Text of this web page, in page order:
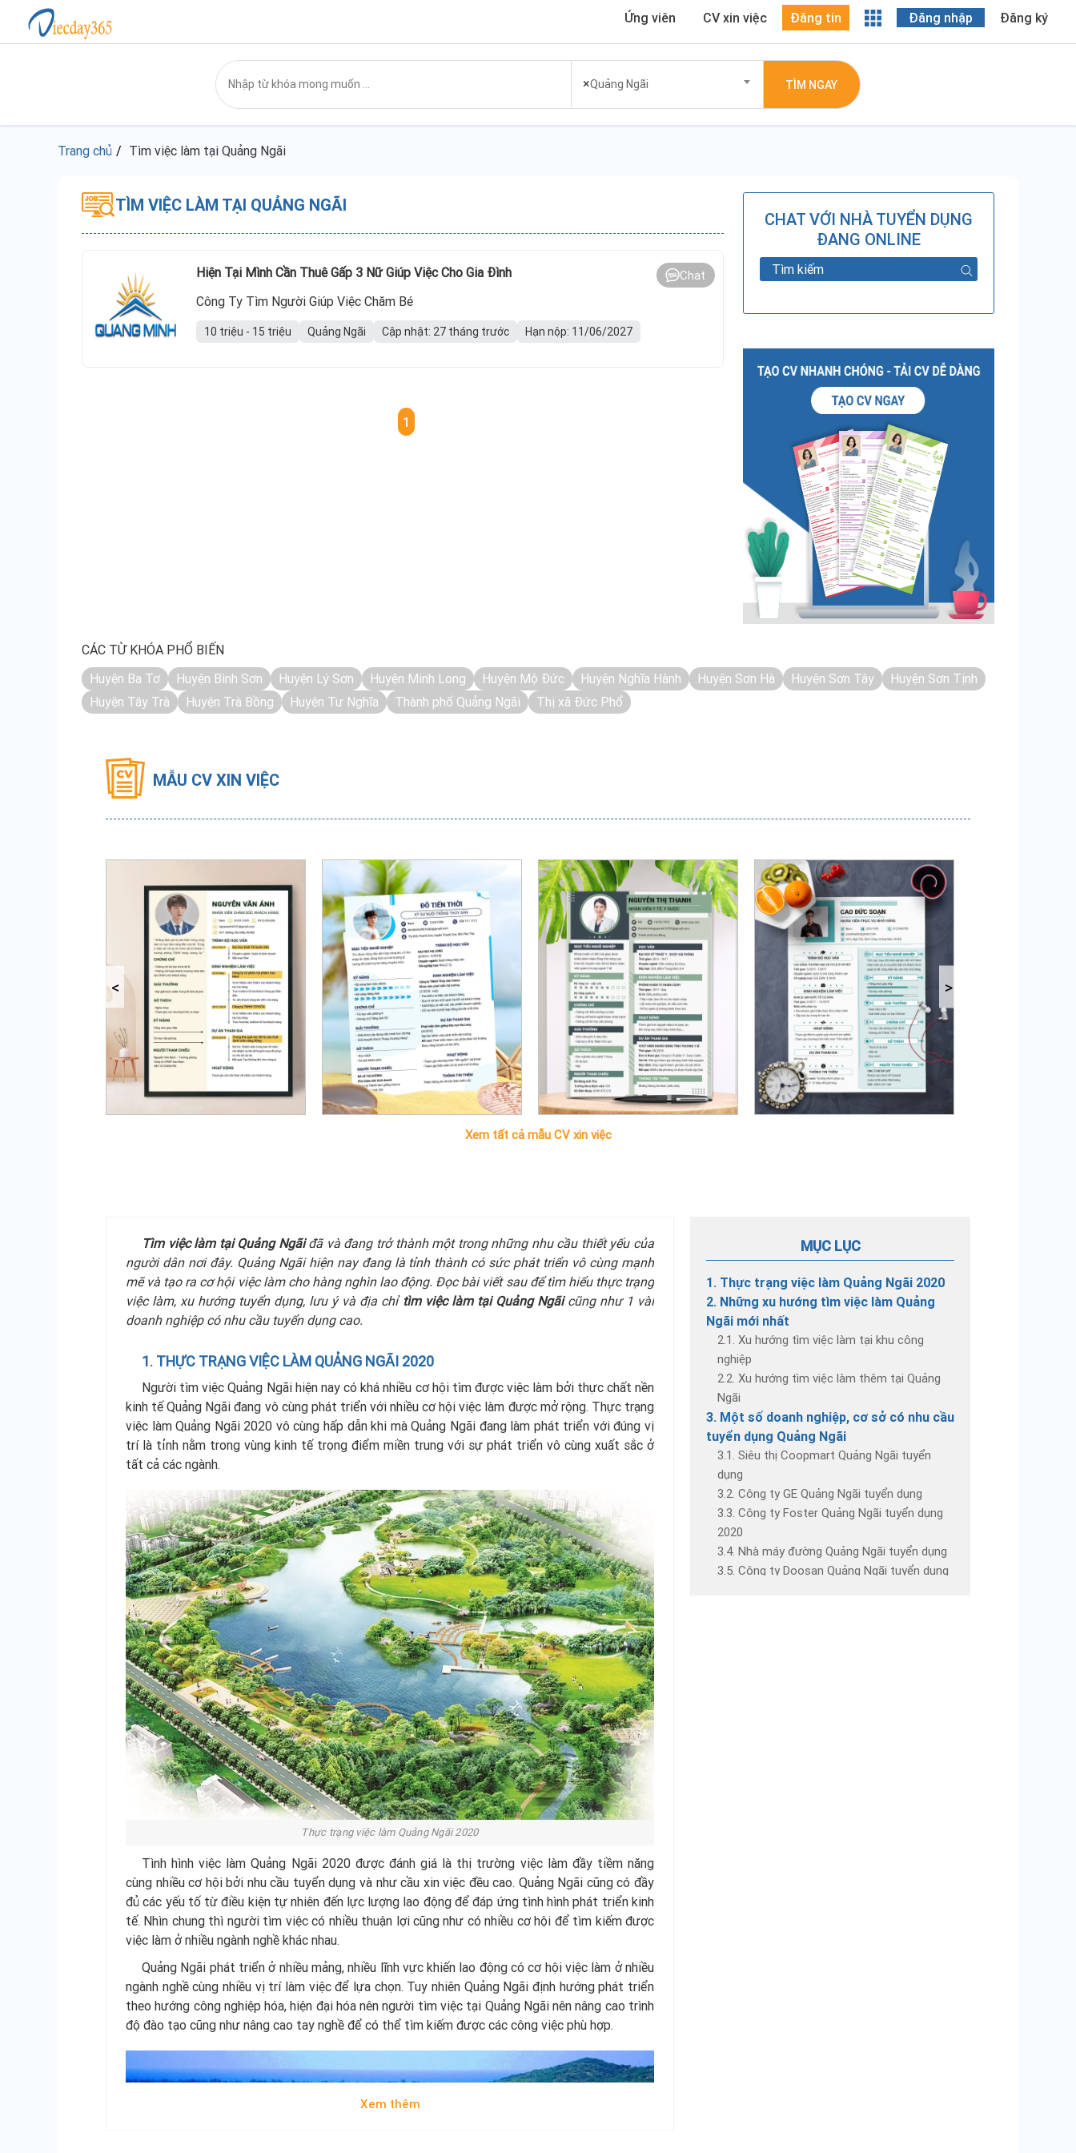
Ứng viên CV xin việc Đăng tin Đăng nhập Đăng ký
×Quảng Ngãi TÌM NGAY
Trang chủ Tìm việc làm tại Quảng Ngãi
TÌM VIỆC LÀM TẠI QUẢNG NGÃI
Hiện Tại Mình Cần Thuê Gấp 3 Nữ Giúp Việc Cho Gia Đình
Công Ty Tìm Người Giúp Việc Chăm Bé
10 triệu - 15 triệu Quảng Ngãi Cập nhật: 27 tháng trước Hạn nộp: 11/06/2027
Chat
1
CHAT VỚI NHÀ TUYỂN DỤNG
ĐANG ONLINE
CÁC TỪ KHÓA PHỔ BIẾN
Huyện Ba Tơ
Huyện Bình Sơn Huyện Lý Sơn Huyện Minh Long Huyện Mộ Đức Huyện Nghĩa Hành Huyện Sơn Hà Huyện Sơn Tây
Huyện Sơn Tịnh
Huyện Tây Trà
Huyện Trà Bồng Huyện Tư Nghĩa Thành phố Quảng Ngãi Thị xã Đức Phổ
MẪU CV XIN VIỆC
Xem tất cả mẫu CV xin việc
MỤC LỤC
1. Thực trạng việc làm Quảng Ngãi 2020
2. Những xu hướng tìm việc làm Quảng
Ngãi mới nhất
2.1. Xu hướng tìm việc làm tại khu công
nghiệp
2.2. Xu hướng tìm việc làm thêm tại Quảng
Ngãi
3. Một số doanh nghiệp, cơ sở có nhu cầu
tuyển dụng Quảng Ngãi
3.1. Siêu thị Coopmart Quảng Ngãi tuyển
dụng
3.2. Công ty GE Quảng Ngãi tuyển dụng
3.3. Công ty Foster Quảng Ngãi tuyển dụng
2020
3.4. Nhà máy đường Quảng Ngãi tuyển dụng
3.5. Công ty Doosan Quảng Ngãi tuyển dụng
Tìm việc làm tại Quảng Ngãiđã và đang trở thành một trong những nhu cầu thiết yếu của
người dân nơi đây. Quảng Ngãi hiện nay đang là tỉnh thành có sức phát triển vô cùng mạnh
mẽ và tạo ra cơ hội việc làm cho hàng nghìn lao động. Đọc bài viết sau để tìm hiểu thực trạng
việc làm, xu hướng tuyển dụng, lưu ý và địa chỉ tìm việc làm tại Quảng Ngãicũng như 1 vài
doanh nghiệp có nhu cầu tuyển dụng cao.
1. THỰC TRẠNG VIỆC LÀM QUẢNG NGÃI 2020
Người tìm việc Quảng Ngãi hiện nay có khá nhiều cơ hội tìm được việc làm bởi thực chất nền
kinh tế Quảng Ngãi đang vô cùng phát triển với nhiều cơ hội việc làm được mở rộng. Thực trạng
việc làm Quảng Ngãi 2020 vô cùng hấp dẫn khi mà Quảng Ngãi đang làm phát triển với đúng vị
trí là tỉnh nằm trong vùng kinh tế trọng điểm miền trung với sự phát triển vô cùng xuất sắc ở
tất cả các ngành.
Thực trạng việc làm Quảng Ngãi 2020
Tình hình việc làm Quảng Ngãi 2020 được đánh giá là thị trường việc làm đầy tiềm năng
cùng nhiều cơ hội bởi nhu cầu tuyển dụng và như cầu xin việc đều cao. Quảng Ngãi cũng có đầy
đủ các yếu tố từ điều kiện tự nhiên đến lực lượng lao động để đáp ứng tình hình phát triển kinh
tế. Nhìn chung thì người tìm việc có nhiều thuận lợi cũng như có nhiều cơ hội để tìm kiếm được
việc làm ở nhiều ngành nghề khác nhau.
Quảng Ngãi phát triển ở nhiều mảng, nhiều lĩnh vực khiến lao động có cơ hội việc làm ở nhiều
ngành nghề cùng nhiều vị trí làm việc để lựa chọn. Tuy nhiên Quảng Ngãi định hướng phát triển
theo hướng công nghiệp hóa, hiện đại hóa nên người tìm việc tại Quảng Ngãi nên nâng cao trình
độ đào tạo cũng như nâng cao tay nghề để có thể tìm kiếm được các công việc phù hợp.
Xem thêm